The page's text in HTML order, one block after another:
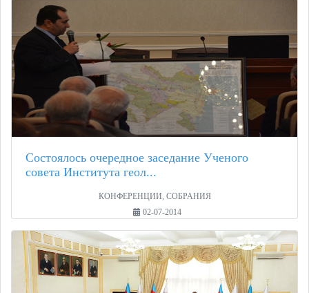
Состоялось очередное заседание Ученого
совета Института геол...
КОНФЕРЕНЦИИ, СОБРАНИЯ
02-07-2014